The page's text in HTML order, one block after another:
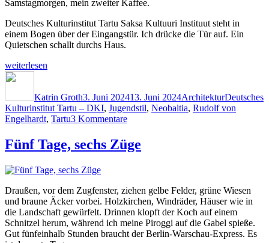
Samstagmorgen, mein zweiter Kaffee.
Deutsches Kulturinstitut Tartu Saksa Kultuuri Instituut steht in
einem Bogen über der Eingangstür. Ich drücke die Tür auf. Ein
Quietschen schallt durchs Haus.
„Kastani
1“
weiterlesen
Katrin Groth3. Juni 202413. Juni 2024ArchitekturDeutsches
Kulturinstitut Tartu – DKI, Jugendstil, Neobaltia, Rudolf von
Engelhardt, Tartu3 Kommentarezu
Fünf Tage, sechs Züge
Draußen, vor dem Zugfenster, ziehen gelbe Felder, grüne Wiesen
und braune Äcker vorbei. Holzkirchen, Windräder, Häuser wie in
die Landschaft gewürfelt. Drinnen klopft der Koch auf einem
Schnitzel herum, während ich meine Piroggi auf die Gabel spieße.
Gut fünfeinhalb Stunden braucht der Berlin-Warschau-Express. Es